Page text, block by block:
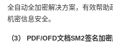
全自动全加密解决方案，有效帮
机密信息安全。
（3） PDF/OFD文档SM2签名加